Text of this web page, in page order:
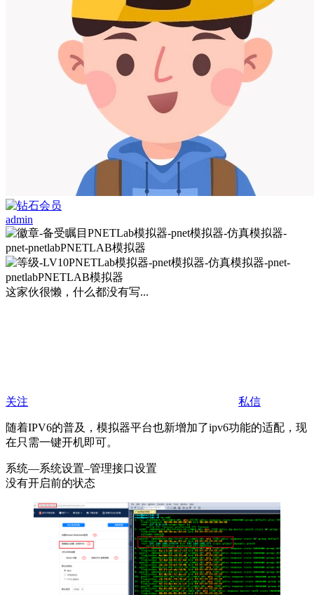
admin
这家伙很懒，什么都没有写...
关注 私信
随着IPV6的普及，模拟器平台也新增加了ipv6功能的适配，现
在只需一键开机即可。
系统—系统设置–管理接口设置
没有开启前的状态